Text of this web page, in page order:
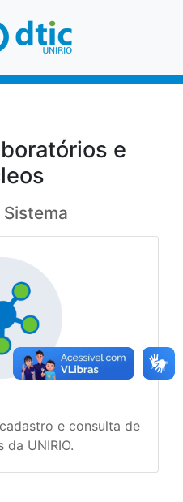
e
e consulta de
UNIRIO.